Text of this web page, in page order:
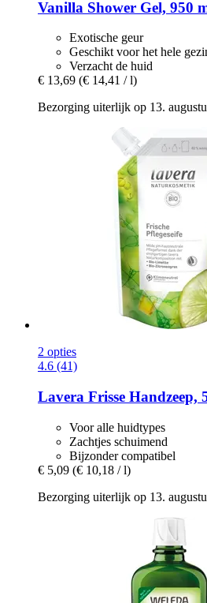
Vanilla Shower Gel, 950
Exotische geur
Geschikt voor het hele
Verzacht de huid
€ 13,69 (€ 14,41 / l)
Bezorging uiterlijk op 13.
2 opties
4.6 (41)
Lavera Frisse Handzeep,
Voor alle huidtypes
Zachtjes schuimend
Bijzonder compatibel
€ 5,09 (€ 10,18 / l)
Bezorging uiterlijk op 13.